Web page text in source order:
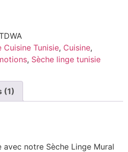
Cuisine Tunisie, Cuisine,
, Sèche linge tunisie
(1)
notre Sèche Linge Mural